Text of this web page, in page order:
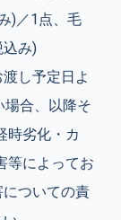
)／1点、毛
み)
し予定日よ
場合、以降そ
時劣化・カ
等によってお
ついての責